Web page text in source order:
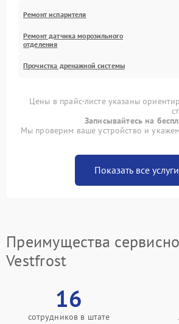
Ремонт испарителя
Ремонт датчика морозильного
отделения
Прочистка дренажной системы
Цены в прайс-листе указаны
Записывайтесь на
Мы проверим ваше устройство и
Показать все услуги
Преимущества
Vestfrost
16
сотрудников в штате